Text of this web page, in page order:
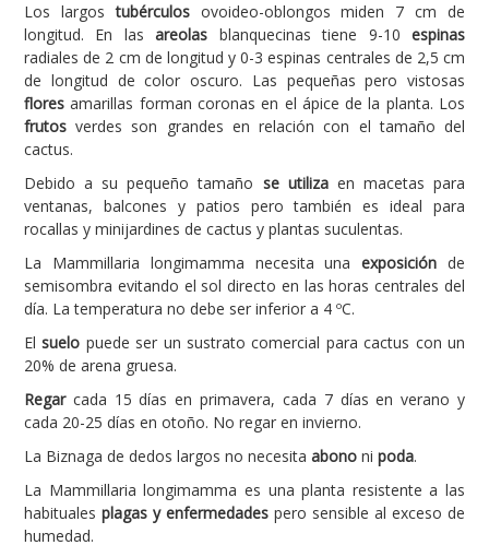
Los largostubérculosovoideo-oblongos miden 7 cm de
longitud. En lasareolas blanquecinas tiene 9-10espinas
radiales de 2 cm de longitud y 0-3 espinas centrales de 2,5 cm
de longitud de color oscuro. Las pequeñas pero vistosas
flores amarillas forman coronas en el ápice de la planta. Los
frutos verdes son grandes en relación con el tamaño del
cactus.
Debido a su pequeño tamaño se utilizaen macetas para
ventanas, balcones y patios pero también es ideal para
rocallas y minijardines de cactus y plantas suculentas.
La Mammillaria longimamma necesita unaexposición de
semisombra evitando el sol directo en las horas centrales del
día. La temperatura no debe ser inferior a 4 ºC.
Elsuelo puede ser un sustrato comercial para cactus con un
20% de arena gruesa.
Regarcada 15 días en primavera, cada 7 días en verano y
cada 20-25 días en otoño. No regar en invierno.
La Biznaga de dedos largos no necesita abono ni poda.
La Mammillaria longimamma es una planta resistente a las
habituales plagas y enfermedades pero sensible al exceso de
humedad.